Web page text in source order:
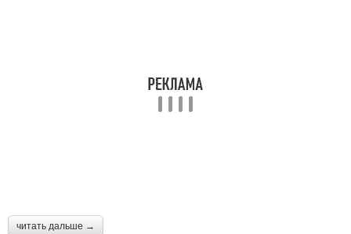
читать дальше →